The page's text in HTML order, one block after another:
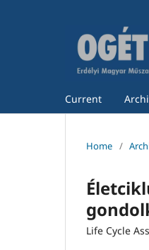
Current
Home /
Life Cycle